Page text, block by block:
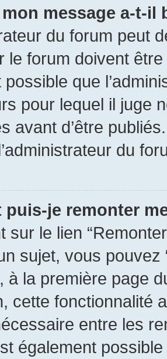
message a-t-il
du forum peut
le forum doivent
possible que
pour lequel il juge
avant d’être
du
puis-je remonter
sur le lien
sujet, vous pouvez
à la première page
cette fonctionnalité
entre les
également